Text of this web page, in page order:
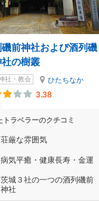
前神社および酒列磯
の樹叢
社・教会 ひたちなか
3.38
トラベラーのクチコミ
荘厳な雰囲気
病気平癒・健康長寿・金運
茨城３社の一つの酒列磯前
神社